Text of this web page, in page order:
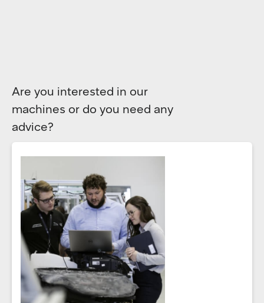
Are you interested in our
machines or do you need any
advice?